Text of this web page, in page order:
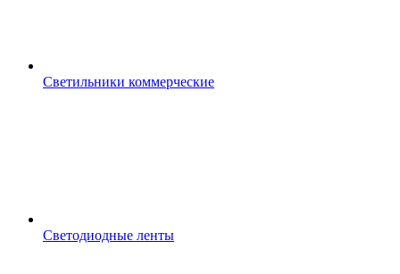
Светильники коммерческие
Светодиодные ленты